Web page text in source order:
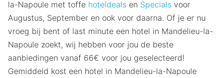
la-Napoule met toffe hoteldeals en Specials voor
Augustus, September en ook voor daarna. Of je er nu
vroeg bij bent of last minute een hotel in Mandelieu-la-
Napoule zoekt, wij hebben voor jou de beste
aanbiedingen vanaf 66€ voor jou geselecteerd!
Gemiddeld kost een hotel in Mandelieu-la-Napoule